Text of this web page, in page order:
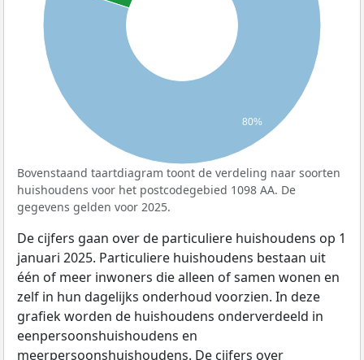
80%
Bovenstaand taartdiagram toont de verdeling naar soorten
huishoudens voor het postcodegebied 1098 AA. De
gegevens gelden voor 2025.
De cijfers gaan over de particuliere huishoudens op 1
januari 2025. Particuliere huishoudens bestaan uit
één of meer inwoners die alleen of samen wonen en
zelf in hun dagelijks onderhoud voorzien. In deze
grafiek worden de huishoudens onderverdeeld in
eenpersoonshuishoudens en
meerpersoonshuishoudens. De cijfers over